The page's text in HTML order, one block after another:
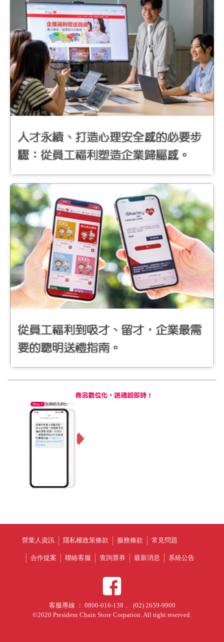
營業人資訊 隱私權政策條款 服務條款 常見問題
合作提案 聯絡客服 查詢票券 最新消息 系統公告
客服專線 ： 0800-016-138 、 (02) 2659-9900
©2020 President Chain Store Corpation. All right reserved.